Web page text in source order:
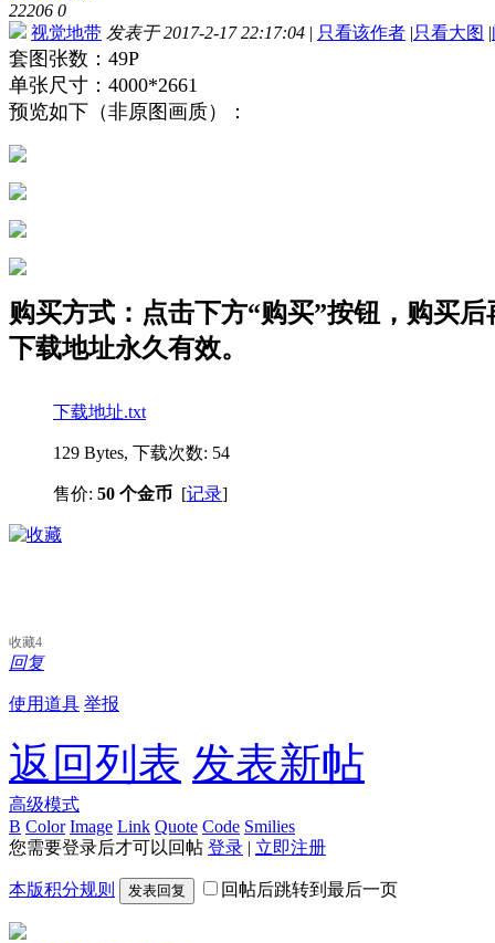
22206 0
视觉地带 发表于 2017-2-17 22:17:04 | 只看该作者 |只看大图 |
套图张数：49P
单张尺寸：4000*2661
预览如下（非原图画质）：
购买方式：点击下方“购买”按钮，购买
下载地址永久有效。
下载地址.txt
129 Bytes, 下载次数: 54
售价: 50 个金币 [记录]
收藏4
回复
使用道具 举报
返回列表 发表新帖
高级模式
B Color Image Link Quote Code Smilies
您需要登录后才可以回帖 登录 | 立即注册
本版积分规则 发表回复 回帖后跳转到最后一页